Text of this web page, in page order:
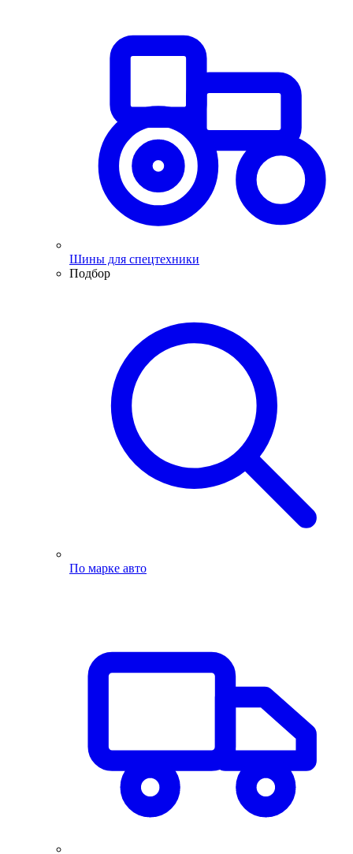
Шины для спецтехники
Подбор
По марке авто